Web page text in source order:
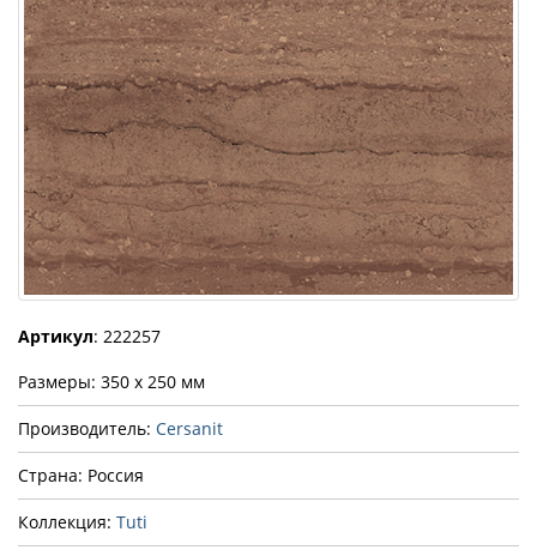
Артикул: 222257
Размеры: 350 x 250 мм
Производитель: Cersanit
Страна: Россия
Коллекция: Tuti